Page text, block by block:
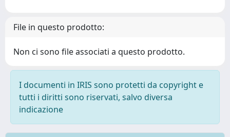
File in questo prodotto:
Non ci sono file associati a questo prodotto.
I documenti in IRIS sono protetti da copyright e
tutti i diritti sono riservati, salvo diversa
indicazione